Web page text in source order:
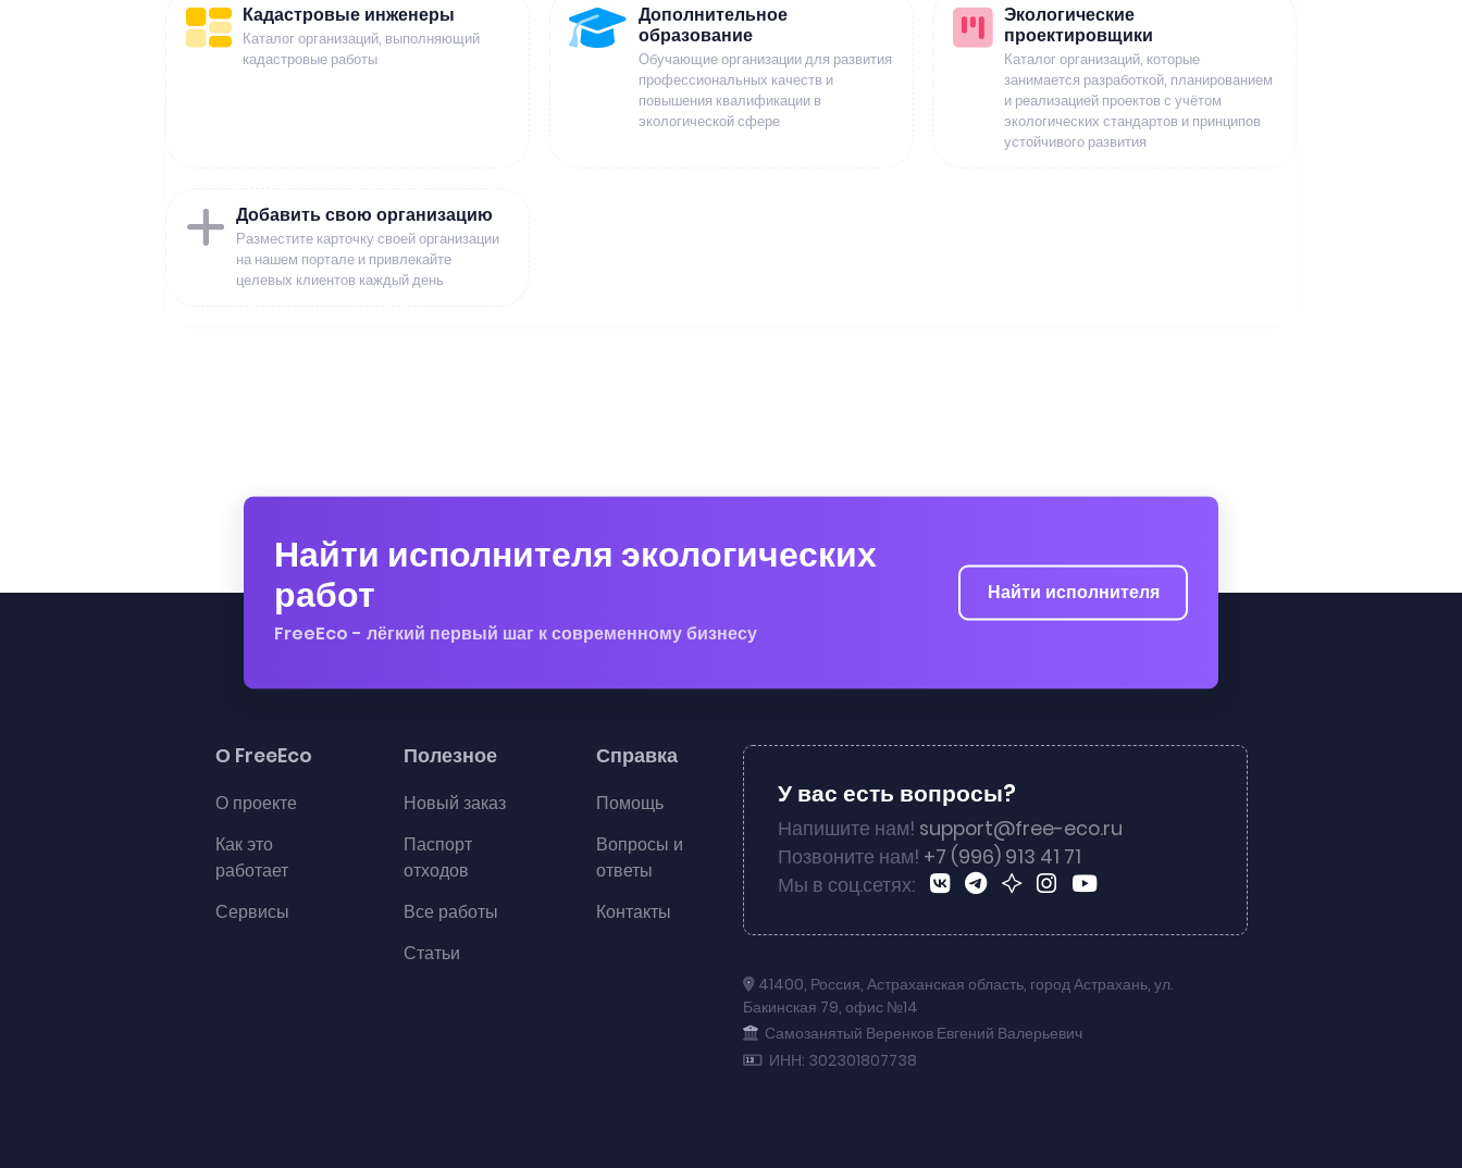
Кадастровые инженеры
Каталог организаций, выполняющий
кадастровые работы
Дополнительное
образование
Обучающие организации для развития
профессиональных качеств и
повышения квалификации в
экологической сфере
Экологические
проектировщики
Каталог организаций, которые
занимается разработкой, планированием
и реализацией проектов с учётом
экологических стандартов и принципов
устойчивого развития
Добавить свою организацию
Разместите карточку своей организации
на нашем портале и привлекайте
целевых клиентов каждый день
Найти исполнителя экологических
работ
FreeEco - лёгкий первый шаг к современному бизнесу
Найти исполнителя
О FreeEco
О проекте
Как это
работает
Сервисы
Полезное
Новый заказ
Паспорт
отходов
Все работы
Статьи
Справка
Помощь
Вопросы и
ответы
Контакты
У вас есть вопросы?
Напишите нам! support@free-eco.ru
Позвоните нам! +7 (996) 913 41 71
Мы в соц.сетях:
41400, Россия, Астраханская область, город Астрахань, ул.
Бакинская 79, офис №14
Самозанятый Веренков Евгений Валерьевич
ИНН: 302301807738